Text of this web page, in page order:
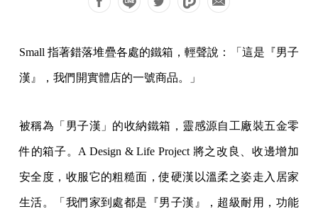
Small 指著錯落堆疊各處的鐵箱，輕聲說：「這是『男子
漢』，我們開實體店的一號商品。」
被稱為「男子漢」的收納鐵箱，靈感源自工廠裝五金零
件的箱子。A Design & Life Project 將之改良、收邊增加
安全度，收服它的粗糙面，使硬漢以溫柔之姿走入居家
生活。「我們家到處都是『男子漢』，超級耐用，功能